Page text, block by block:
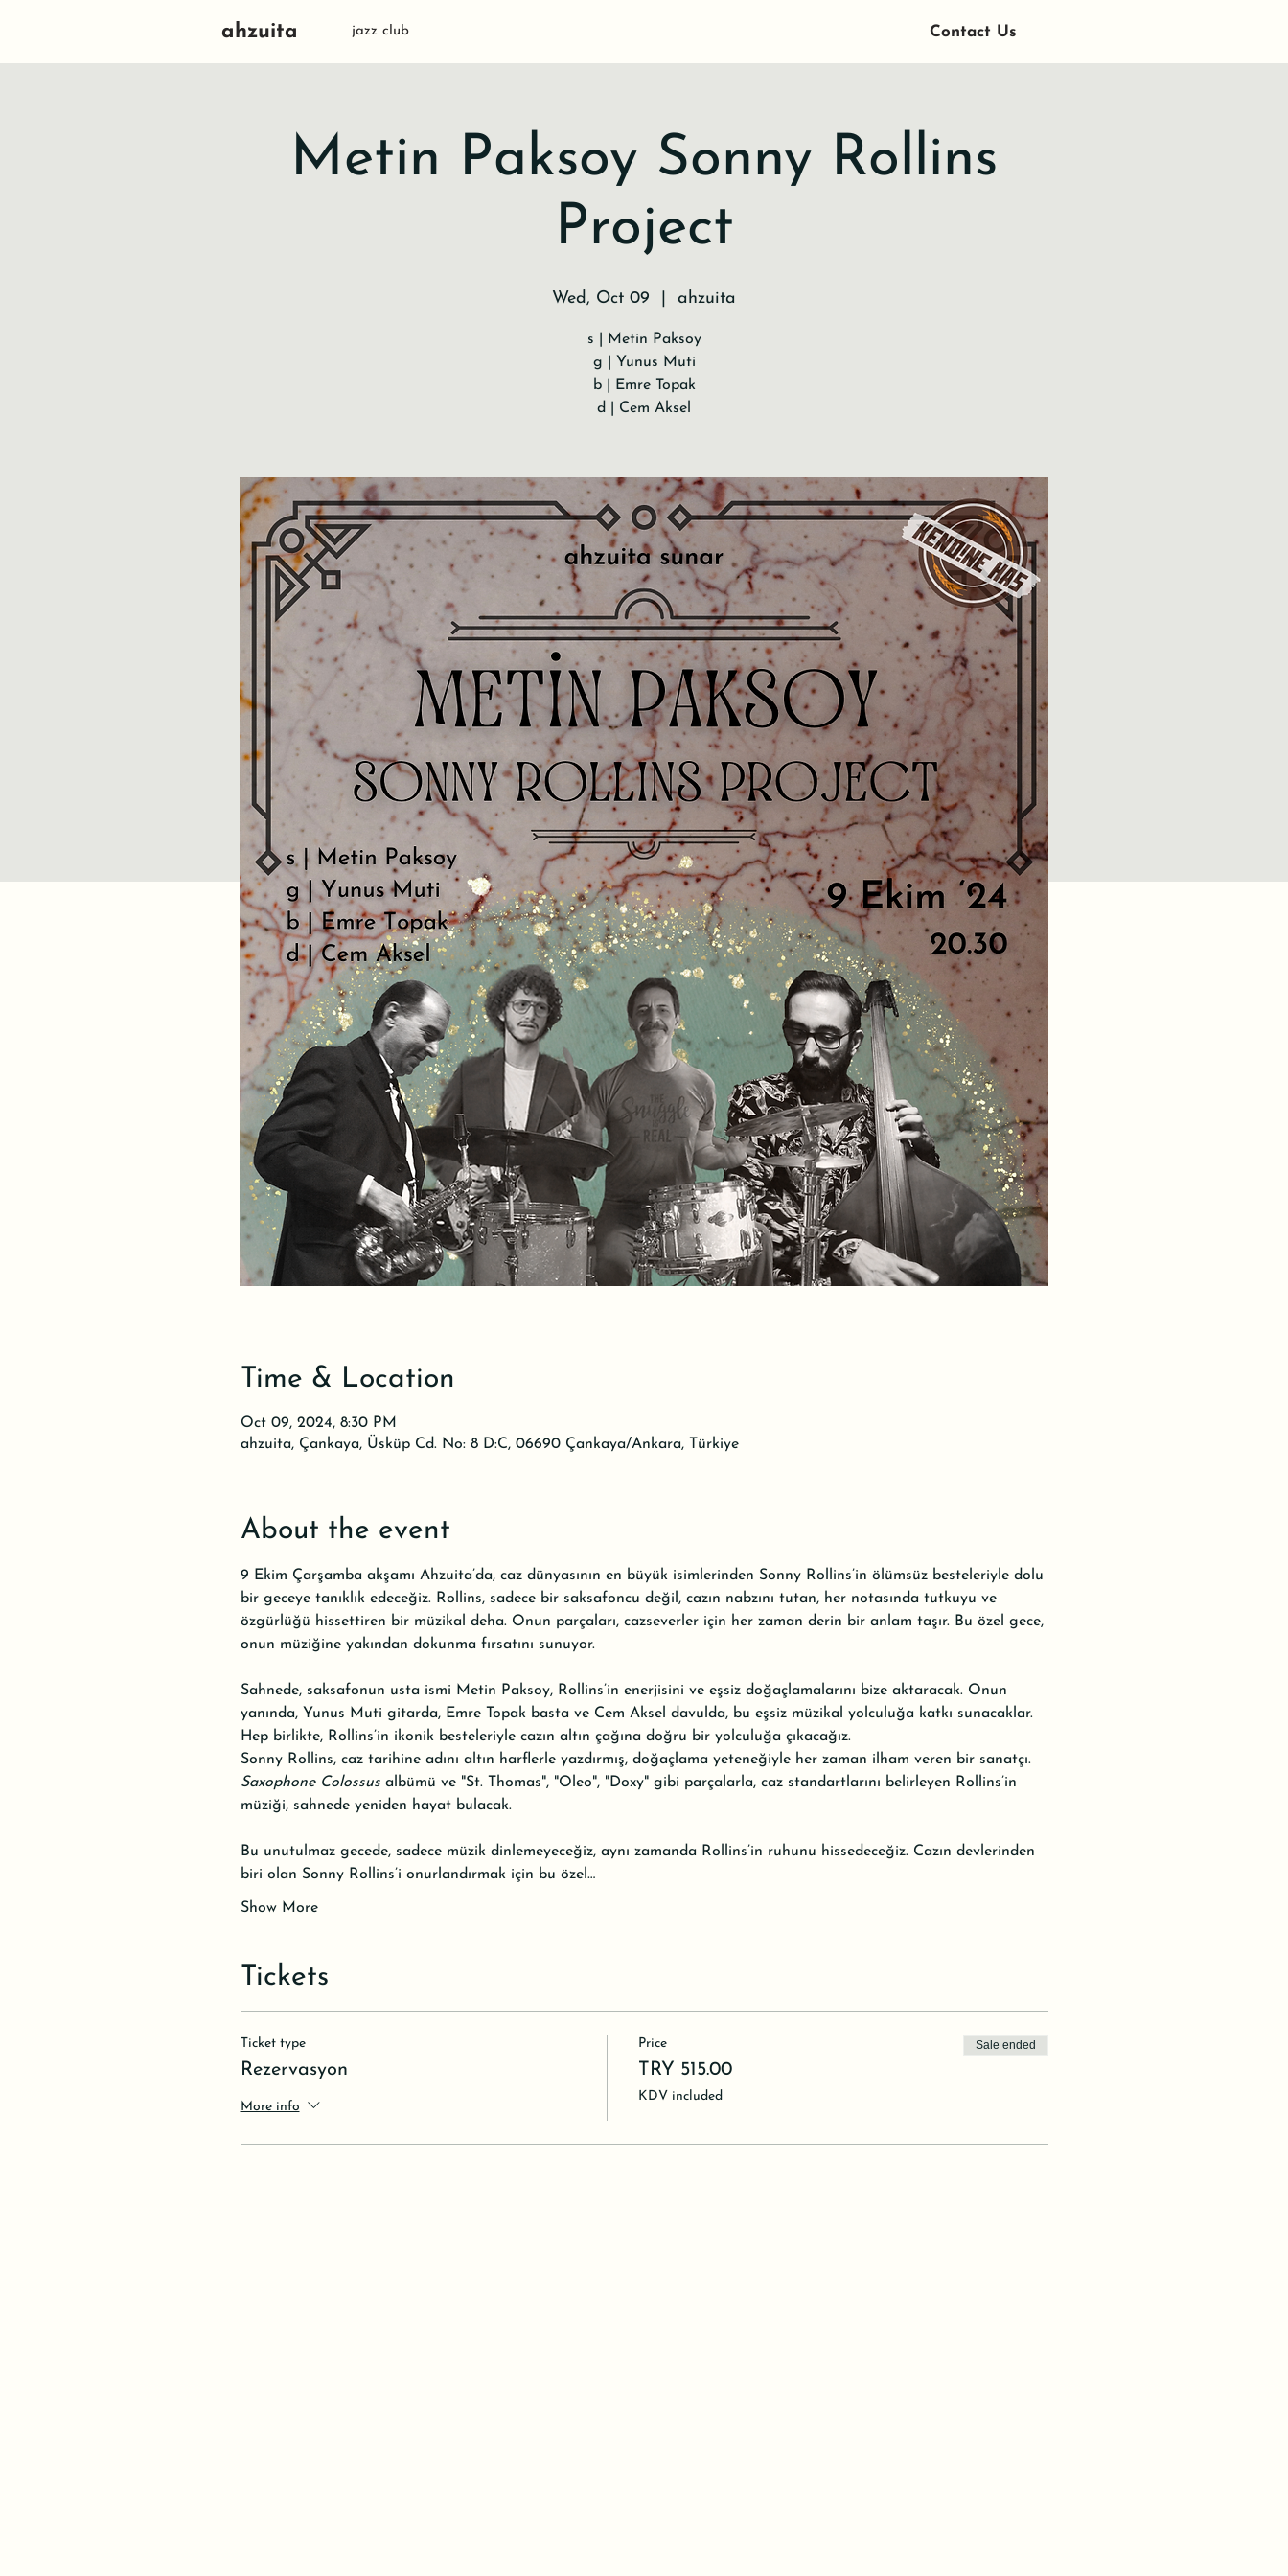
ahzuita jazz club Contact Us
Metin Paksoy Sonny Rollins
Project
Wed, Oct 09 ahzuita
s | Metin Paksoy
g | Yunus Muti
b | Emre Topak
d | Cem Aksel
Time & Location
Oct 09, 2024, 8:30 PM
ahzuita, Çankaya, Üsküp Cd. No: 8 D:C, 06690 Çankaya/Ankara, Türkiye
About the event
9 Ekim Çarşamba akşamı Ahzuita’da, caz dünyasının en büyük isimlerinden Sonny Rollins’in ölümsüz besteleriyle dolu
bir geceye tanıklık edeceğiz. Rollins, sadece bir saksafoncu değil, cazın nabzını tutan, her notasında tutkuyu ve
özgürlüğü hissettiren bir müzikal deha. Onun parçaları, cazseverler için her zaman derin bir anlam taşır. Bu özel gece,
onun müziğine yakından dokunma fırsatını sunuyor.
Sahnede, saksafonun usta ismi Metin Paksoy, Rollins’in enerjisini ve eşsiz doğaçlamalarını bize aktaracak. Onun
yanında, Yunus Muti gitarda, Emre Topak basta ve Cem Aksel davulda, bu eşsiz müzikal yolculuğa katkı sunacaklar.
Hep birlikte, Rollins’in ikonik besteleriyle cazın altın çağına doğru bir yolculuğa çıkacağız.
Sonny Rollins, caz tarihine adını altın harflerle yazdırmış, doğaçlama yeteneğiyle her zaman ilham veren bir sanatçı.
Saxophone Colossus albümü ve "St. Thomas", "Oleo", "Doxy" gibi parçalarla, caz standartlarını belirleyen Rollins’in
müziği, sahnede yeniden hayat bulacak.
Bu unutulmaz gecede, sadece müzik dinlemeyeceğiz, aynı zamanda Rollins’in ruhunu hissedeceğiz. Cazın devlerinden
biri olan Sonny Rollins’i onurlandırmak için bu özel…
Show More
Tickets
Ticket type
Rezervasyon
More info
Price
TRY 515.00
KDV included
Sale ended